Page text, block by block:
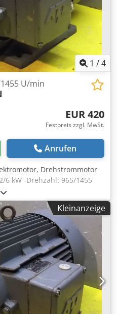
1 /4
U/min
EUR 420
Festpreis zzgl. MwSt.
Anrufen
Drehstrommotor
6 kW -Drehzahl: 965/1455
-Welle: Ø 38 mm -Bauform:
IP 54 -Anzahl: 3x
480/320/H260
Kleinanzeige